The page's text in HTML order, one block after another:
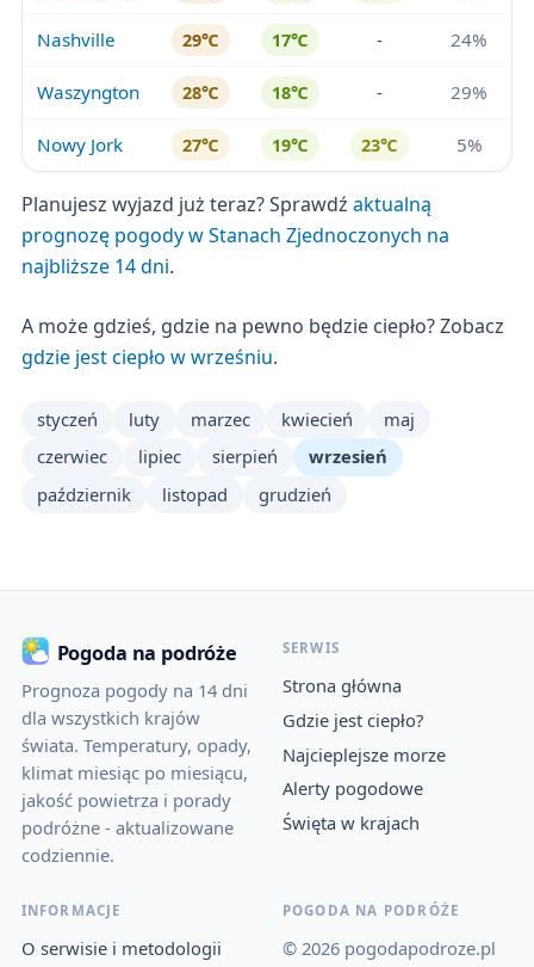
Nashville 29℃ 17℃ - 24%
Waszyngton 28℃ 18℃ - 29%
Nowy Jork 27℃ 19℃ 23℃ 5%
Planujesz wyjazd już teraz? Sprawdź aktualną
prognozę pogody w Stanach Zjednoczonych na
najbliższe 14 dni.
A może gdzieś, gdzie na pewno będzie ciepło? Zobacz
gdzie jest ciepło w wrześniu.
styczeń luty marzec kwiecień
maj
czerwiec
lipiec sierpień
wrzesień
październik
listopad grudzień
Pogoda na podróże
Prognoza pogody na 14 dni
dla wszystkich krajów
świata. Temperatury, opady,
klimat miesiąc po miesiącu,
jakość powietrza i porady
podróżne - aktualizowane
codziennie.
SERWIS
Strona główna
Gdzie jest ciepło?
Najcieplejsze morze
Alerty pogodowe
Święta w krajach
INFORMACJE
O serwisie i metodologii
POGODA NA PODRÓŻE
© 2026 pogodapodroze.pl